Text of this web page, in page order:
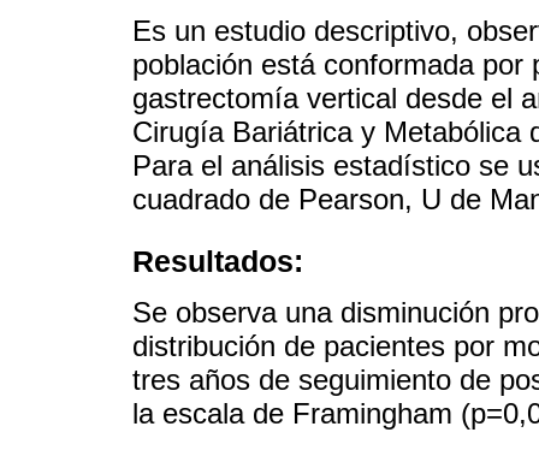
Es un estudio descriptivo,
población está conformada
gastrectomía vertical desde el
Cirugía Bariátrica y Metabólica
Para el análisis estadístico se
cuadrado de Pearson, U de
Resultados:
Se observa una disminución
distribución de pacientes por
tres años de seguimiento de
la escala de Framingham